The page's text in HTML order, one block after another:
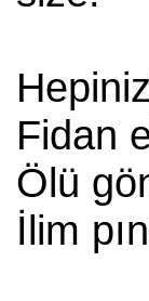
Fidan
Ölü
İlim